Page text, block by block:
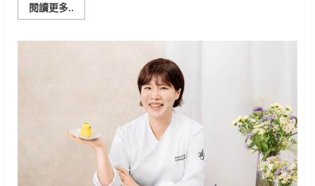
閱讀更多..
more
中
華
醫